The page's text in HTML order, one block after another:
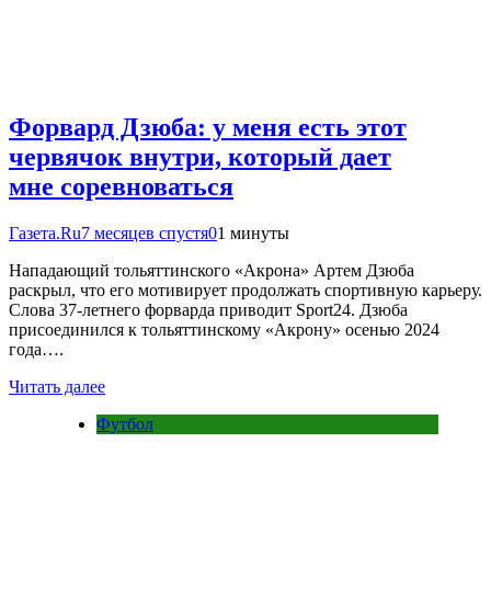
Форвард Дзюба: у меня есть этот
червячок внутри, который дает
мне соревноваться
Газета.Ru7 месяцев спустя01 минуты
Нападающий тольяттинского «Акрона» Артем Дзюба
раскрыл, что его мотивирует продолжать спортивную карьеру.
Слова 37-летнего форварда приводит Sport24. Дзюба
присоединился к тольяттинскому «Акрону» осенью 2024
года….
Читать далее
Футбол